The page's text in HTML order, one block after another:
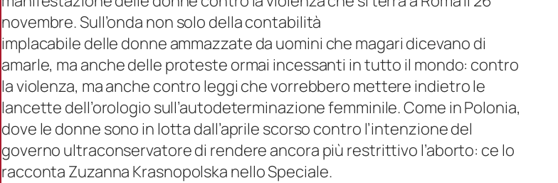
t
à
novembre. Sull’onda non solo della contabilità
implacabile delle donne ammazzate da uomini che magari dicevano di
amarle, ma anche delle proteste ormai incessanti in tutto il mondo: contro
la violenza, ma anche contro leggi che vorrebbero mettere indietro le
lancette dell’orologio sull’autodeterminazione femminile. Come in Polonia,
dove le donne sono in lotta dall’aprile scorso contro l’intenzione del
governo ultraconservatore di rendere ancora più restrittivo l’aborto: ce lo
racconta Zuzanna Krasnopolska nello Speciale.